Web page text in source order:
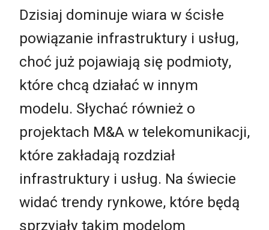
Dzisiaj dominuje wiara w ścisłe
powiązanie infrastruktury i usług,
choć już pojawiają się podmioty,
które chcą działać w innym
modelu. Słychać również o
projektach M&A w telekomunikacji,
które zakładają rozdział
infrastruktury i usług. Na świecie
widać trendy rynkowe, które będą
sprzyjały takim modelom